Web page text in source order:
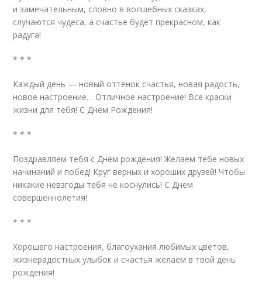
и замечательным, словно в волшебных сказках,
случаются чудеса, а счастье будет прекрасном, как
радуга!
* * *
Каждый день — новый оттенок счастья, новая радость,
новое настроение… Отличное настроение! Все краски
жизни для тебя! С Днём Рождения!
* * *
Поздравляем тебя с Днем рождения! Желаем тебе новых
начинаний и побед! Круг верных и хороших друзей! Чтобы
никакие невзгоды тебя не коснулись! С Днем
совершеннолетия!
* * *
Хорошего настроения, благоухания любимых цветов,
жизнерадостных улыбок и счастья желаем в твой день
рождения!